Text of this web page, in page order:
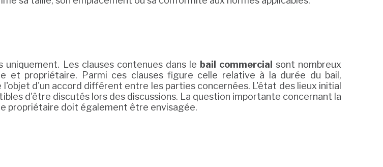
Les clauses contenues dans le bail commercial sont nombreux
et propriétaire. Parmi ces clauses figure celle relative à la durée du bail,
d'un accord différent entre les parties concernées. L'état des lieux initial
d'être discutés lors des discussions. La question importante concernant la
propriétaire doit également être envisagée.